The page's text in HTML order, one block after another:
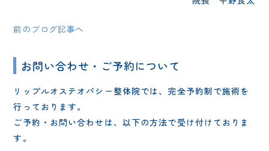
前のブログ記事へ
お問い合わせ・ご予約について
リップルオステオパシー整体院では、完全予約制で施術を
行っております。
ご予約・お問い合わせは、以下の方法で受け付けておりま
す。